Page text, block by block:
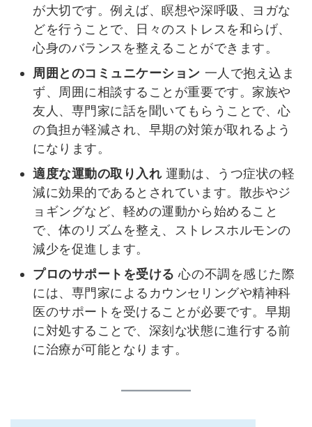
が大切です。例えば、瞑想や深呼吸、ヨガな
どを行うことで、日々のストレスを和らげ、
心身のバランスを整えることができます。
周囲とのコミュニケーション 一人で抱え込ま
ず、周囲に相談することが重要です。家族や
友人、専門家に話を聞いてもらうことで、心
の負担が軽減され、早期の対策が取れるよう
になります。
適度な運動の取り入れ 運動は、うつ症状の軽
減に効果的であるとされています。散歩やジ
ョギングなど、軽めの運動から始めること
で、体のリズムを整え、ストレスホルモンの
減少を促進します。
プロのサポートを受ける 心の不調を感じた際
には、専門家によるカウンセリングや精神科
医のサポートを受けることが必要です。早期
に対処することで、深刻な状態に進行する前
に治療が可能となります。